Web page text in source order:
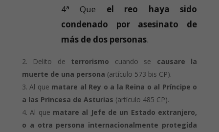
4ª Que el reo haya sido
condenado por asesinato de
más de dos personas.
Delito de terrorismo cuando se causare la
muerte de una persona (artículo 573 bis CP).
Al que matare al Rey o a la Reina o al Príncipe o
a las Princesa de Asturias (artículo 485 CP).
Al que matare al Jefe de un Estado extranjero,
o a otra persona internacionalmente protegida